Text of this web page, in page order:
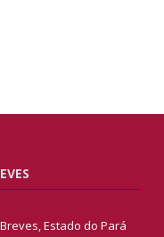
Estado do Pará